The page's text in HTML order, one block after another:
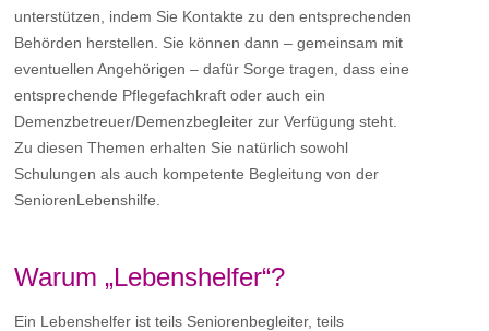
unterstützen, indem Sie Kontakte zu den entsprechenden
Behörden herstellen. Sie können dann – gemeinsam mit
eventuellen Angehörigen – dafür Sorge tragen, dass eine
entsprechende Pflegefachkraft oder auch ein
Demenzbetreuer/Demenzbegleiter zur Verfügung steht.
Zu diesen Themen erhalten Sie natürlich sowohl
Schulungen als auch kompetente Begleitung von der
SeniorenLebenshilfe.
Warum „Lebenshelfer“?
Ein Lebenshelfer ist teils Seniorenbegleiter, teils